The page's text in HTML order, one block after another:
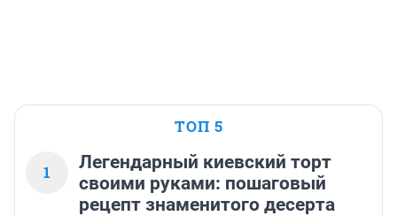
ТОП 5
1
Легендарный киевский торт
своими руками: пошаговый
рецепт знаменитого десерта